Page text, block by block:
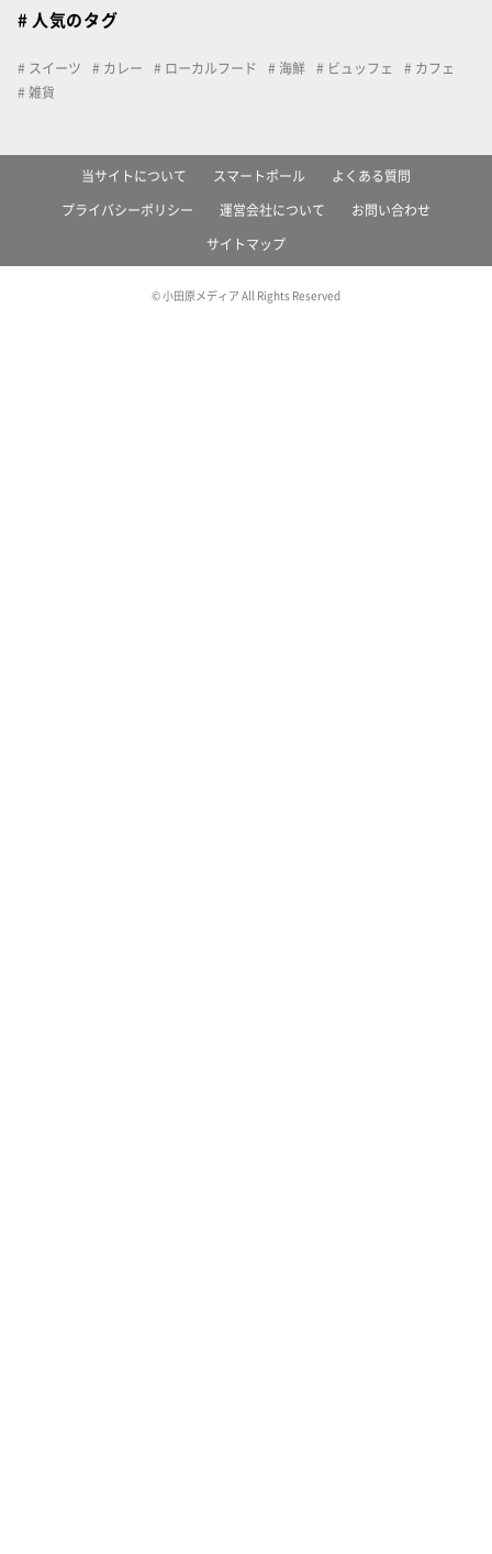
# 人気のタグ
スイーツ カレー ローカルフード 海鮮 ビュッフェ
カフェ
雑貨
当サイトについて スマートポール よくある質問
プライバシーポリシー 運営会社について お問い合わせ
サイトマップ
© 小田原メディア All Rights Reserved